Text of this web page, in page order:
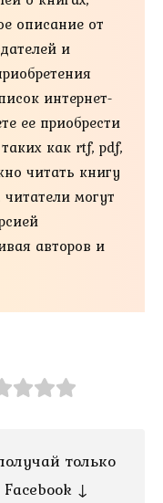
описание от
и
интернет-
ее приобрести
как rtf, pdf,
читать книгу
могут
авторов и
только
↓